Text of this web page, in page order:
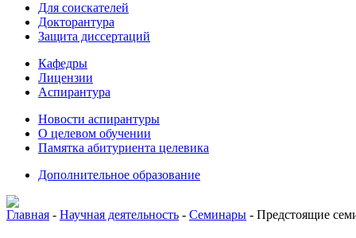
Для соискателей
Докторантура
Защита диссертаций
Кафедры
Лицензии
Аспирантура
Новости аспирантуры
О целевом обучении
Памятка абитуриента целевика
Дополнительное образование
Главная - Научная деятельность - Семинары - Предстоящие